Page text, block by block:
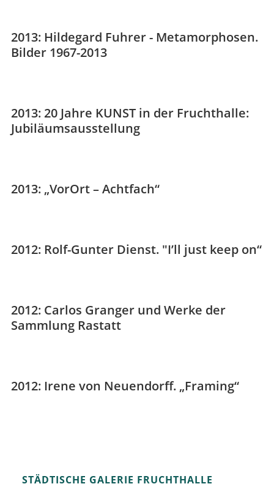
2013: Hildegard Fuhrer - Metamorphosen.
Bilder 1967-2013
2013: 20 Jahre KUNST in der Fruchthalle:
Jubiläumsausstellung
2013: „VorOrt – Achtfach“
2012: Rolf-Gunter Dienst. "I’ll just keep on“
2012: Carlos Granger und Werke der
Sammlung Rastatt
2012: Irene von Neuendorff. „Framing“
STÄDTISCHE GALERIE FRUCHTHALLE